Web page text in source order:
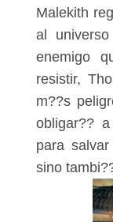
Malekith
al
enemigo
resistir,
m??s
obligar??
para
sino